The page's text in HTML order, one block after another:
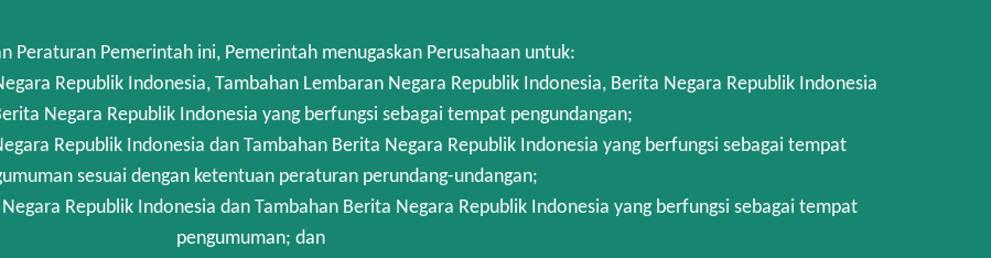
Peraturan Pemerintah ini, Pemerintah menugaskan Perusahaan untuk:
Republik Indonesia, Tambahan Lembaran Negara Republik Indonesia, Berita Negara Republik Indonesia
Negara Republik Indonesia yang berfungsi sebagai tempat pengundangan;
Republik Indonesia dan Tambahan Berita Negara Republik Indonesia yang berfungsi sebagai tempat
sesuai dengan ketentuan peraturan perundang-undangan;
Republik Indonesia dan Tambahan Berita Negara Republik Indonesia yang berfungsi sebagai tempat
pengumuman; dan